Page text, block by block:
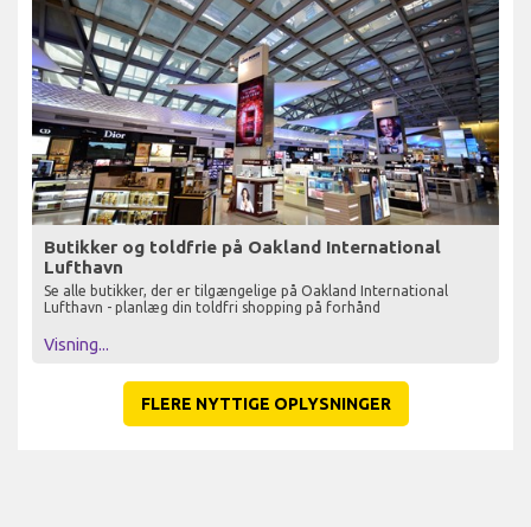
Butikker og toldfrie på Oakland International
Lufthavn
Se alle butikker, der er tilgængelige på Oakland International
Lufthavn - planlæg din toldfri shopping på forhånd
Visning...
FLERE NYTTIGE OPLYSNINGER